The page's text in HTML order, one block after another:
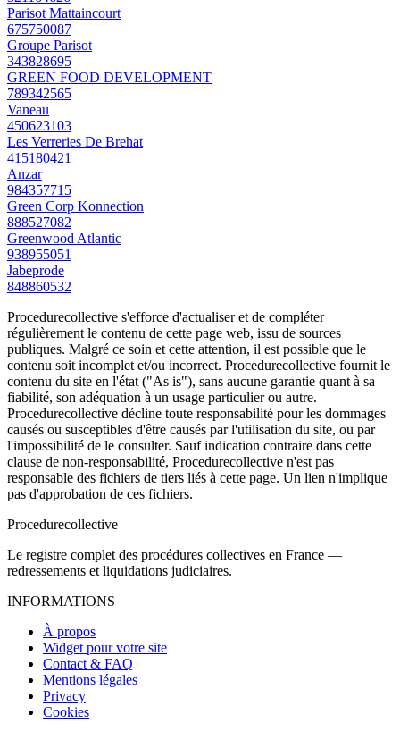
Parisot Mattaincourt
675750087
Groupe Parisot
343828695
GREEN FOOD DEVELOPMENT
789342565
Vaneau
450623103
Les Verreries De Brehat
415180421
Anzar
984357715
Green Corp Konnection
888527082
Greenwood Atlantic
938955051
Jabeprode
848860532
Procedurecollective s'efforce d'actualiser et de compléter
régulièrement le contenu de cette page web, issu de sources
publiques. Malgré ce soin et cette attention, il est possible que le
contenu soit incomplet et/ou incorrect. Procedurecollective fournit le
contenu du site en l'état ("As is"), sans aucune garantie quant à sa
fiabilité, son adéquation à un usage particulier ou autre.
Procedurecollective décline toute responsabilité pour les dommages
causés ou susceptibles d'être causés par l'utilisation du site, ou par
l'impossibilité de le consulter. Sauf indication contraire dans cette
clause de non-responsabilité, Procedurecollective n'est pas
responsable des fichiers de tiers liés à cette page. Un lien n'implique
pas d'approbation de ces fichiers.
Procedurecollective
Le registre complet des procédures collectives en France —
redressements et liquidations judiciaires.
INFORMATIONS
À propos
Widget pour votre site
Contact & FAQ
Mentions légales
Privacy
Cookies